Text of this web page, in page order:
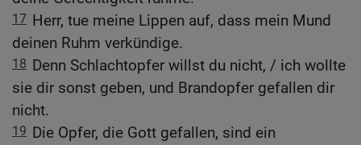
17 Herr, tue meine Lippen auf, dass mein Mund
deinen Ruhm verkündige.
18 Denn Schlachtopfer willst du nicht, / ich wollte
sie dir sonst geben, und Brandopfer gefallen dir
nicht.
19 Die Opfer, die Gott gefallen, sind ein